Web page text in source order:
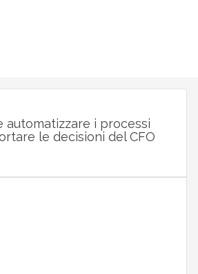
automatizzare i processi
le decisioni del CFO